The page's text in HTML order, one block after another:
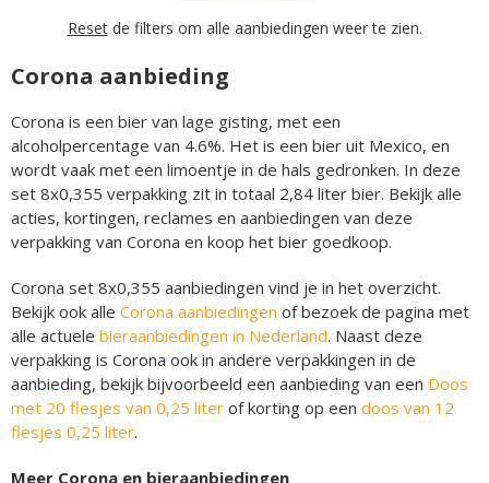
Resetde filters om alle aanbiedingen weer te zien.
Corona aanbieding
Corona is een bier van lage gisting, met een
alcoholpercentage van 4.6%. Het is een bier uit Mexico, en
wordt vaak met een limoentje in de hals gedronken. In deze
set 8x0,355 verpakking zit in totaal 2,84 liter bier. Bekijk alle
acties, kortingen, reclames en aanbiedingen van deze
verpakking van Corona en koop het bier goedkoop.
Corona set 8x0,355 aanbiedingen vind je in het overzicht.
Bekijk ook alle Corona aanbiedingen of bezoek de pagina met
alle actuele bieraanbiedingen in Nederland. Naast deze
verpakking is Corona ook in andere verpakkingen in de
aanbieding, bekijk bijvoorbeeld een aanbieding van een Doos
met 20 flesjes van 0,25 liter of korting op een doos van 12
flesjes 0,25 liter.
Meer Corona en bieraanbiedingen